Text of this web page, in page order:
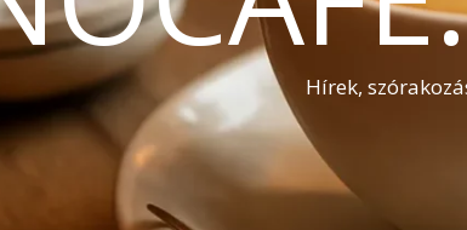
Hírek,